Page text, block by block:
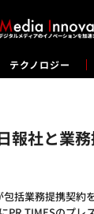
テクノロジー
報社と業
包括業務提携契約